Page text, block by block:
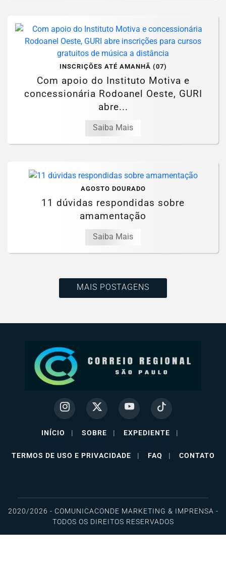
INSCRIÇÕES ATÉ AMANHÃ (07)
Com apoio do Instituto Motiva e
concessionária Rodoanel Oeste, GURI
abre...
Saiba Mais
AGOSTO DOURADO
11 dúvidas respondidas sobre
amamentação
Saiba Mais
MAIS POSTAGENS
INÍCIO | SOBRE | EXPEDIENTE |
TERMOS DE USO E PRIVACIDADE | FAQ | CONTATO
2020/2026 - COMUNICACONDE MARKETING & IMPRENSA -
TODOS OS DIREITOS RESERVADOS